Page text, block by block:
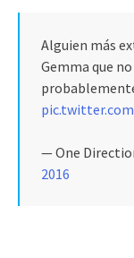
Alguien más
Gemma que
— One
2016